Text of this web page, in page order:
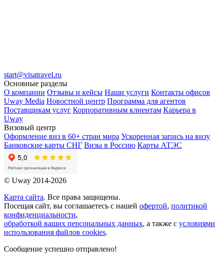
start@visatravel.ru
Основные разделы
О компании Отзывы и кейсы Наши услуги Контакты офисов
Uway Media Новостной центр Программа для агентов
Поставщикам услуг Корпоративным клиентам Карьера в
Uway
Визовый центр
Оформление виз в 60+ стран мира Ускоренная запись на визу
Банковские карты СНГ Визы в Россию Карты АТЭС
© Uway 2014-2026
Карта сайта. Все права защищены.
Посещая сайт, вы соглашаетесь с нашей офертой, политикой
конфиденциальности,
обработкой ваших персональных данных, а также с условиями
использования файлов cookies.
Сообщение успешно отправлено!